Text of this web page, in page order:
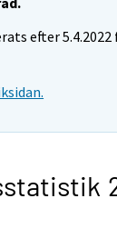
efter 5.4.2022